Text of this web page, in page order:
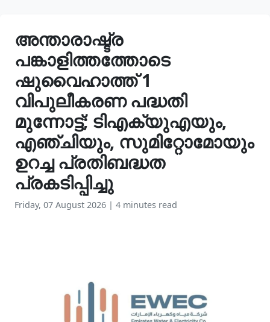
അന്താരാഷ്ട്ര
പങ്കാളിത്തത്തോടെ
ഷുവൈഹാത്ത് 1
വിപുലീകരണ പദ്ധതി
മുന്നോട്ട്; ടിഎക്യുഎയും,
എഞ്ചിയും, സുമിറ്റോമോയും
ഉറച്ച പ്രതിബദ്ധത
പ്രകടിപ്പിച്ചു
Friday, 07 August 2026 | 4 minutes read